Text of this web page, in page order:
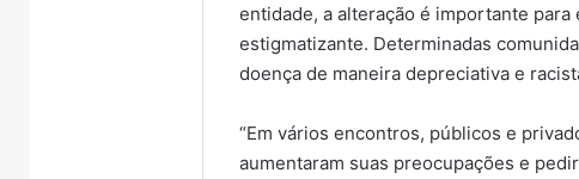
entidade, a alteração é importante
estigmatizante. Determinadas
doença de maneira depreciativa e
“Em vários encontros, públicos e
aumentaram suas preocupações e